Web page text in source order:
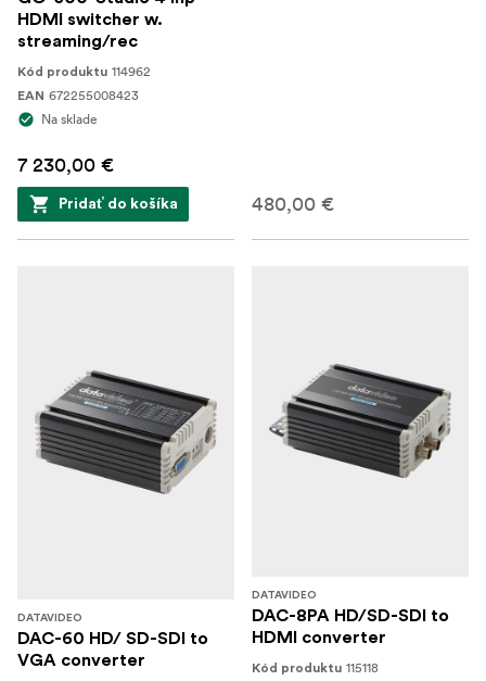
HDMI switcher w.
streaming/rec
Kód produktu 114962
EAN 672255008423
Na sklade
7 230,00 €
Pridať do košíka 480,00 €
DATAVIDEO
DAC-60 HD/ SD-SDI to
VGA converter
DATAVIDEO
DAC-8PA HD/SD-SDI to
HDMI converter
Kód produktu 115118